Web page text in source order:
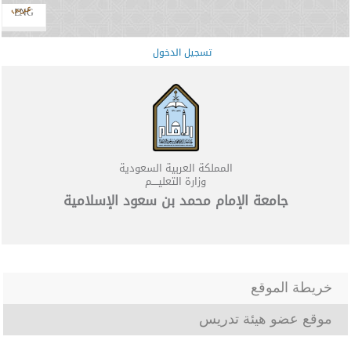
عربي
ENG
تسجيل الدخول
المملكة العربية السعودية
وزارة التعليــــم
جامعة الإمام محمد بن سعود الإسلامية
موقع عضو هيئة تدريس
خريطة الموقع